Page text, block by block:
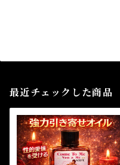
最近チェックした商品